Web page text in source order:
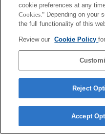
cookie preferences at any
Cookies." Depending on your
the full functionality of this
Review our Cookie Policy
Reject
Accept